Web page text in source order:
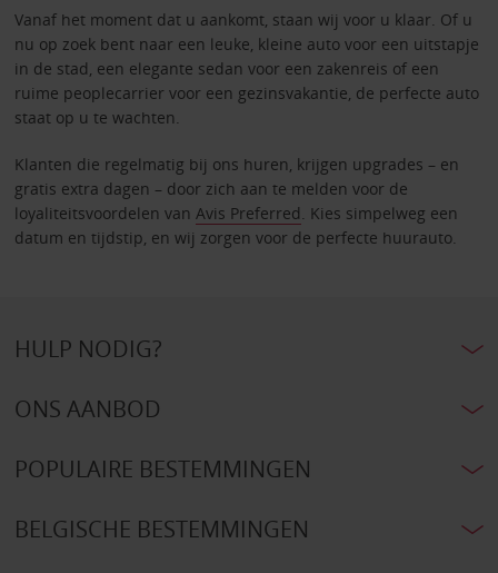
Vanaf het moment dat u aankomt, staan wij voor u klaar. Of u
nu op zoek bent naar een leuke, kleine auto voor een uitstapje
in de stad, een elegante sedan voor een zakenreis of een
ruime peoplecarrier voor een gezinsvakantie, de perfecte auto
staat op u te wachten.
Klanten die regelmatig bij ons huren, krijgen upgrades – en
gratis extra dagen – door zich aan te melden voor de
loyaliteitsvoordelen van Avis Preferred. Kies simpelweg een
datum en tijdstip, en wij zorgen voor de perfecte huurauto.
HULP NODIG?
ONS AANBOD
POPULAIRE BESTEMMINGEN
BELGISCHE BESTEMMINGEN